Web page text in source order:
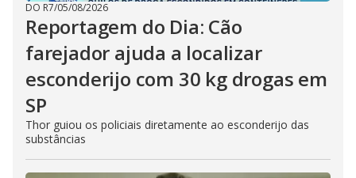
DO R7/05/08/2026
Reportagem do Dia: Cão
farejador ajuda a localizar
esconderijo com 30 kg drogas em
SP
Thor guiou os policiais diretamente ao esconderijo das
substâncias